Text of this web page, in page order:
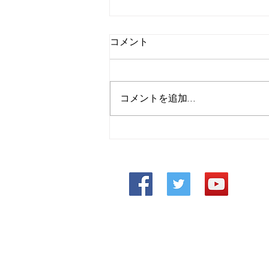
エアレス装置の取り扱い
コメント
コメントを追加…